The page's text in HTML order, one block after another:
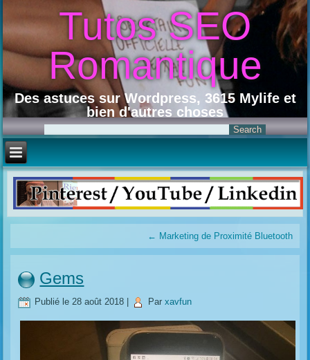
Tutos SEO
Romantique
Des astuces sur Wordpress, 3615 Mylife et
bien d'autres choses
← Marketing de Proximité Bluetooth
Gems
Publié le 28 août 2018 Par xavfun